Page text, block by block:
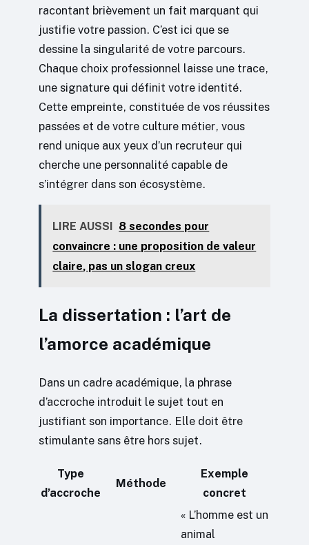
racontant brièvement un fait marquant qui
justifie votre passion. C’est ici que se
dessine la singularité de votre parcours.
Chaque choix professionnel laisse une trace,
une signature qui définit votre identité.
Cette empreinte, constituée de vos réussites
passées et de votre culture métier, vous
rend unique aux yeux d’un recruteur qui
cherche une personnalité capable de
s’intégrer dans son écosystème.
LIRE AUSSI 8 secondes pour
convaincre : une proposition de valeur
claire, pas un slogan creux
La dissertation : l’art de
l’amorce académique
Dans un cadre académique, la phrase
d’accroche introduit le sujet tout en
justifiant son importance. Elle doit être
stimulante sans être hors sujet.
Type
d’accroche
Méthode
Exemple
concret
« L’homme est un
animal